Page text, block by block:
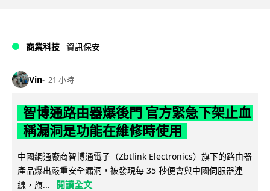
商業科技 資訊保安
Vin 21 小時
智博通路由器爆後門 官方緊急下架止血
稱漏洞是功能在維修時使用
中國網通廠商智博通電子（Zbtlink Electronics）旗下的路由器
產品爆出嚴重安全漏洞，被發現每 35 秒便會與中國伺服器連
線，旗...
閱讀全文